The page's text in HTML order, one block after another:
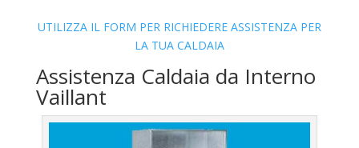
UTILIZZA IL FORM PER RICHIEDERE ASSISTENZA PER
LA TUA CALDAIA
Assistenza Caldaia da Interno
Vaillant